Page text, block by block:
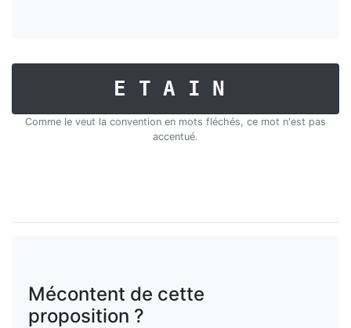
ETAIN
Comme le veut la convention en mots fléchés, ce mot n'est pas
accentué.
Mécontent de cette
proposition ?